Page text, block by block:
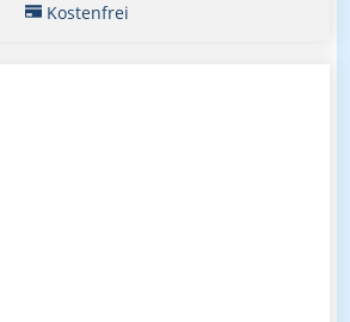
Kostenfrei